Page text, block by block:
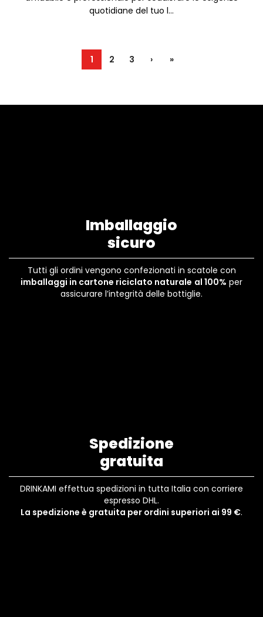
quotidiane del tuo l...
1 2 3 › »
Imballaggio
sicuro
Tutti gli ordini vengono confezionati in scatole con
imballaggi in cartone riciclato naturale al 100% per
assicurare l’integrità delle bottiglie.
Spedizione
gratuita
DRINKAMI effettua spedizioni in tutta Italia con corriere
espresso DHL.
La spedizione è gratuita per ordini superiori ai 99 €.